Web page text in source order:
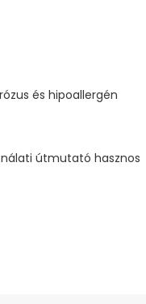
és hipoallergén
útmutató hasznos